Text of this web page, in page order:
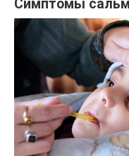
Симптомы